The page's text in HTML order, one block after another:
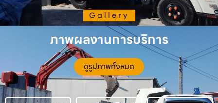
Gallery
ภาพผลงานการบริการ
ดูรูปภาพทั้งหมด